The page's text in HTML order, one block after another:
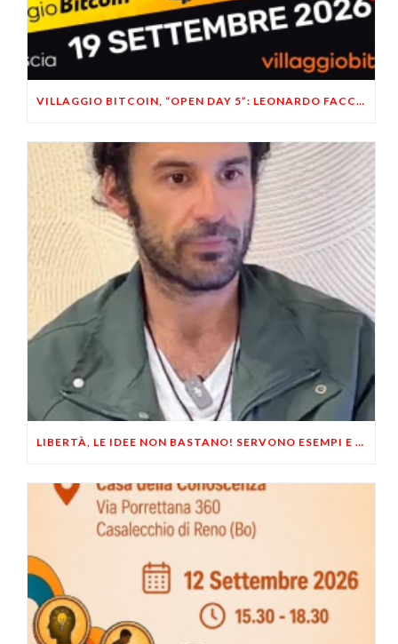
VILLAGGIO BITCOIN, “OPEN DAY 5”: LEONARDO FACCO OSPITE A BRESCIA
LIBERTÀ, LE IDEE NON BASTANO! SERVONO ESEMPI E UN PO’ DI COERENZA